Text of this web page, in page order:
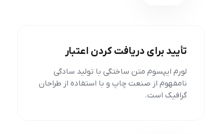
تأیید برای دریافت کردن اعتبار
لورم ایپسوم متن ساختگی با تولید سادگی
نامفهوم از صنعت چاپ و با استفاده از طراحان
گرافیک است.